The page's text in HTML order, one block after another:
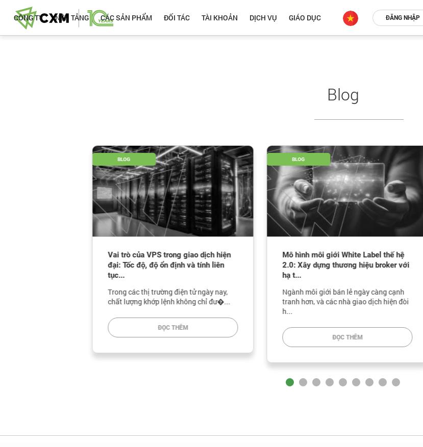
CÔNG TY NỀN TẢNG CÁC SẢN PHẨM ĐỐI TÁC TÀI KHOẢN DỊCH VỤ GIÁO DỤC ĐĂNG NHẬP
Blog
BLOG
Vai trò của VPS trong giao dịch hiện
đại: Tốc độ, độ ổn định và tính liên
tục...
Trong các thị trường điện tử ngày nay,
chất lượng khớp lệnh không chỉ đư�...
ĐỌC THÊM
BLOG
Mô hình môi giới White Label thế hệ
2.0: Xây dựng thương hiệu broker với
hạ t...
Ngành môi giới bán lẻ ngày càng cạnh
tranh hơn, và các nhà giao dịch hiện đòi
h...
ĐỌC THÊM